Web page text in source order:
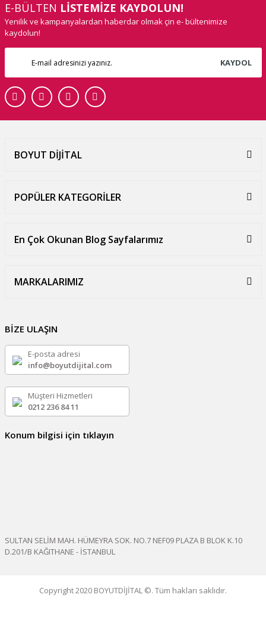
E-BÜLTEN LİSTEMİZE KAYDOLUN!
Yenilik ve kampanyalardan haberdar olmak çin e- bültenimize
kaydolun!
KAYDOL
BOYUT DİJİTAL
POPÜLER KATEGORİLER
En Çok Okunan Blog Sayfalarımız
MARKALARIMIZ
BİZE ULAŞIN
E-posta adresi
info@boyutdijital.com
Müşteri Hizmetleri
0212 236 84 11
Konum bilgisi için tıklayın
SULTAN SELİM MAH. HÜMEYRA SOK. NO.7 NEF09 PLAZA B BLOK K.10
D.201/B KAĞITHANE - İSTANBUL
Copyright 2020 BOYUTDİJİTAL ©. Tüm hakları saklıdır.